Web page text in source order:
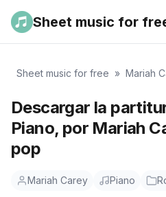
Sheet music for
Sheet music for free » Mariah
Descargar la
Piano, por Mariah
pop
Mariah Carey Piano